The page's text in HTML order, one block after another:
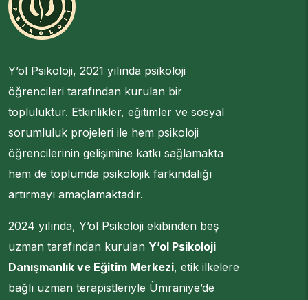
Y’ol Psikoloji, 2021 yılında psikoloji
öğrencileri tarafından kurulan bir
topluluktur. Etkinlikler, eğitimler ve sosyal
sorumluluk projeleri ile hem psikoloji
öğrencilerinin gelişimine katkı sağlamakta
hem de toplumda psikolojik farkındalığı
artırmayı amaçlamaktadır.
2024 yılında, Y’ol Psikoloji ekibinden beş
uzman tarafından kurulan Y’ol Psikoloji
Danışmanlık ve Eğitim Merkezi, etik ilkelere
bağlı uzman terapistleriyle Ümraniye’de